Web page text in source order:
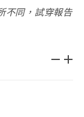
不同，試穿報告